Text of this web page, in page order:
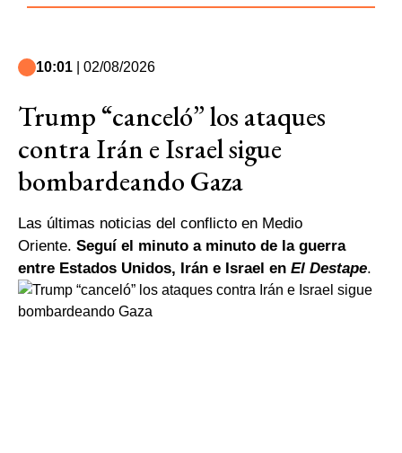
10:01 | 02/08/2026
Trump “canceló” los ataques
contra Irán e Israel sigue
bombardeando Gaza
Las últimas noticias del conflicto en Medio
Oriente. Seguí el minuto a minuto de la guerra
entre Estados Unidos, Irán e Israel en El Destape.